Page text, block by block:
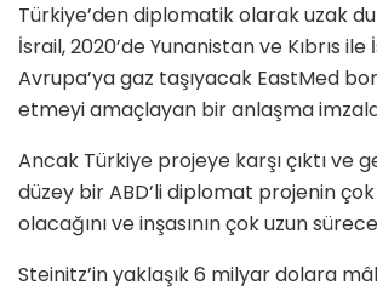
Türkiye’den diplomatik olarak uzak
İsrail, 2020’de Yunanistan ve Kıbrıs ile
Avrupa’ya gaz taşıyacak EastMed
etmeyi amaçlayan bir anlaşma
Ancak Türkiye projeye karşı çıktı ve
düzey bir ABD’li diplomat projenin
olacağını ve inşasının çok uzun
Steinitz’in yaklaşık 6 milyar dolara